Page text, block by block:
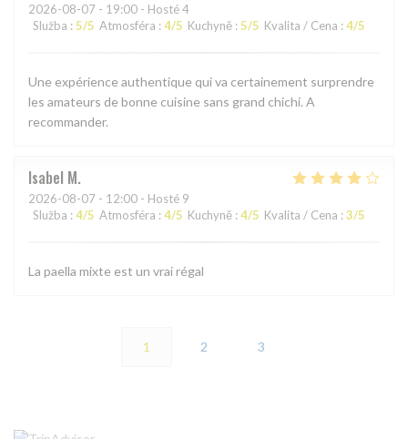
2026-08-07 - 19:00 - Hosté 4
Služba : 5/5 Atmosféra : 4/5 Kuchyně : 5/5 Kvalita / Cena : 4/5
Une expérience authentique qui va certainement surprendre
les amateurs de bonne cuisine sans grand chichi. A
recommander.
Isabel M
2026-08-07 - 12:00 - Hosté 9
Služba : 4/5 Atmosféra : 4/5 Kuchyně : 4/5 Kvalita / Cena : 3/5
La paella mixte est un vrai régal
1 2 3